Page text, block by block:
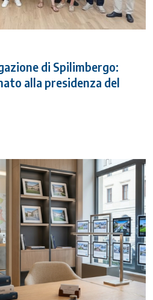
di Spilimbergo:
alla presidenza del